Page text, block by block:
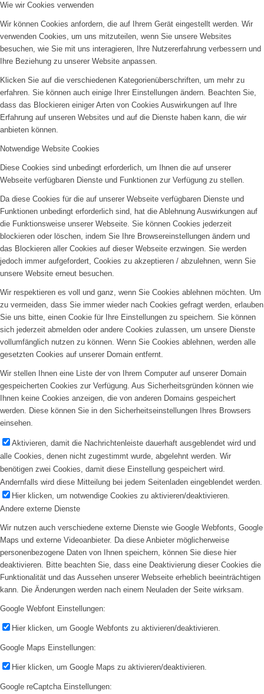
Wie wir Cookies verwenden
Wir können Cookies anfordern, die auf Ihrem Gerät eingestellt werden. Wir
verwenden Cookies, um uns mitzuteilen, wenn Sie unsere Websites
besuchen, wie Sie mit uns interagieren, Ihre Nutzererfahrung verbessern und
Ihre Beziehung zu unserer Website anpassen.
Klicken Sie auf die verschiedenen Kategorienüberschriften, um mehr zu
erfahren. Sie können auch einige Ihrer Einstellungen ändern. Beachten Sie,
dass das Blockieren einiger Arten von Cookies Auswirkungen auf Ihre
Erfahrung auf unseren Websites und auf die Dienste haben kann, die wir
anbieten können.
Notwendige Website Cookies
Diese Cookies sind unbedingt erforderlich, um Ihnen die auf unserer
Webseite verfügbaren Dienste und Funktionen zur Verfügung zu stellen.
Da diese Cookies für die auf unserer Webseite verfügbaren Dienste und
Funktionen unbedingt erforderlich sind, hat die Ablehnung Auswirkungen auf
die Funktionsweise unserer Webseite. Sie können Cookies jederzeit
blockieren oder löschen, indem Sie Ihre Browsereinstellungen ändern und
das Blockieren aller Cookies auf dieser Webseite erzwingen. Sie werden
jedoch immer aufgefordert, Cookies zu akzeptieren / abzulehnen, wenn Sie
unsere Website erneut besuchen.
Wir respektieren es voll und ganz, wenn Sie Cookies ablehnen möchten. Um
zu vermeiden, dass Sie immer wieder nach Cookies gefragt werden, erlauben
Sie uns bitte, einen Cookie für Ihre Einstellungen zu speichern. Sie können
sich jederzeit abmelden oder andere Cookies zulassen, um unsere Dienste
vollumfänglich nutzen zu können. Wenn Sie Cookies ablehnen, werden alle
gesetzten Cookies auf unserer Domain entfernt.
Wir stellen Ihnen eine Liste der von Ihrem Computer auf unserer Domain
gespeicherten Cookies zur Verfügung. Aus Sicherheitsgründen können wie
Ihnen keine Cookies anzeigen, die von anderen Domains gespeichert
werden. Diese können Sie in den Sicherheitseinstellungen Ihres Browsers
einsehen.
Aktivieren, damit die Nachrichtenleiste dauerhaft ausgeblendet wird und
alle Cookies, denen nicht zugestimmt wurde, abgelehnt werden. Wir
benötigen zwei Cookies, damit diese Einstellung gespeichert wird.
Andernfalls wird diese Mitteilung bei jedem Seitenladen eingeblendet werden.
Hier klicken, um notwendige Cookies zu aktivieren/deaktivieren.
Andere externe Dienste
Wir nutzen auch verschiedene externe Dienste wie Google Webfonts, Google
Maps und externe Videoanbieter. Da diese Anbieter möglicherweise
personenbezogene Daten von Ihnen speichern, können Sie diese hier
deaktivieren. Bitte beachten Sie, dass eine Deaktivierung dieser Cookies die
Funktionalität und das Aussehen unserer Webseite erheblich beeinträchtigen
kann. Die Änderungen werden nach einem Neuladen der Seite wirksam.
Google Webfont Einstellungen:
Hier klicken, um Google Webfonts zu aktivieren/deaktivieren.
Google Maps Einstellungen:
Hier klicken, um Google Maps zu aktivieren/deaktivieren.
Google reCaptcha Einstellungen: